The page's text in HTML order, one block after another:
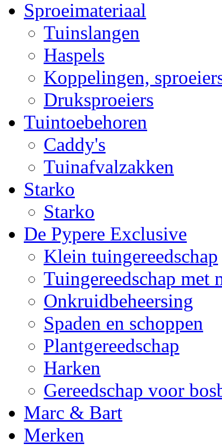
Sproeimateriaal
Tuinslangen
Haspels
Koppelingen,
Druksproeiers
Tuintoebehoren
Caddy's
Tuinafvalzakken
Starko
Starko
De Pypere Exclusive
Klein tuingereedschap
Tuingereedschap met
Onkruidbeheersing
Spaden en schoppen
Plantgereedschap
Harken
Gereedschap voor
Marc & Bart
Merken